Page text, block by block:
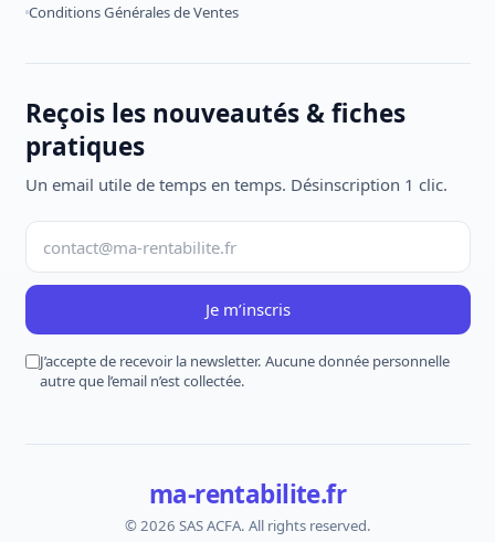
Conditions Générales de Ventes
Reçois les nouveautés & fiches
pratiques
Un email utile de temps en temps. Désinscription 1 clic.
Je m’inscris
J’accepte de recevoir la newsletter. Aucune donnée personnelle
autre que l’email n’est collectée.
ma-rentabilite.fr
© 2026 SAS ACFA. All rights reserved.